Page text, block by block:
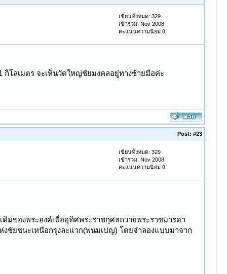
เขียนทั้งหมด: 329
เข้าร่วม: Nov 2008
คะแนนความนิยม0
กิโลเมตร จะเห็นวัดใหญ่ชัยมงคลอยู่ทางซ้ายมือค่ะ
Post:#23
เขียนทั้งหมด: 329
เข้าร่วม: Nov 2008
คะแนนความนิยม0
มของพระองค์เพื่ออุทิศพระราชกุศลถวายพระราชมารดา
ชัยชนะเหนือกรุงละแวก(พนมเปญ) โดยจำลองแบบมาจาก